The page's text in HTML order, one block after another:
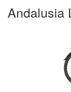
Andalusia